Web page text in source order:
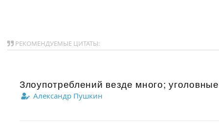
РЕКОМЕНДУЕМЫЕ ЦИТАТЫ:
Злоупотреблений везде много;
Александр Пушкин